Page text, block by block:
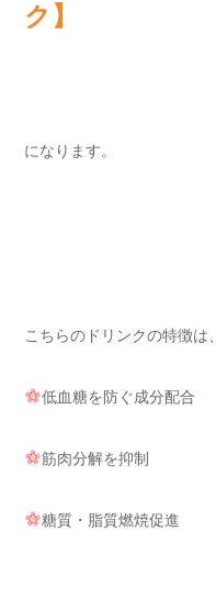
ク】
になります。
こちらのドリンクの特徴は、
低血糖を防ぐ成分配合
筋肉分解を抑制
糖質・脂質燃焼促進